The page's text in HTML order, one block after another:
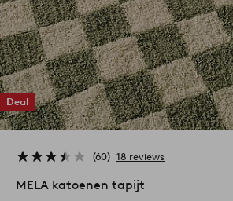
Deal
60 18 reviews
MELA katoenen tapijt